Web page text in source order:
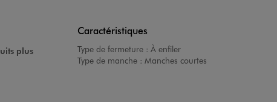
plus
Caractéristiques
Type de fermeture : À enfiler
Type de manche : Manches courtes